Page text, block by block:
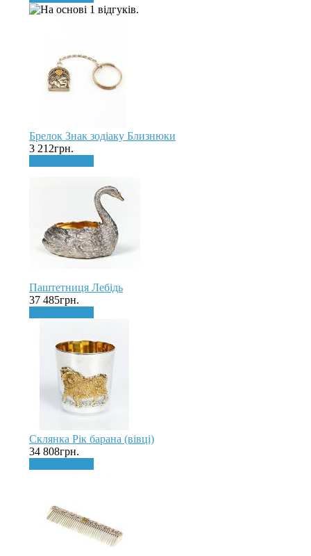
Брелок Знак зодіаку Близнюки
3 212грн.
Паштетниця Лебідь
37 485грн.
Склянка Рік барана (вівці)
34 808грн.